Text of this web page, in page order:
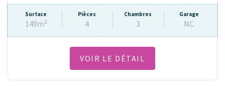
Surface
149m²
Pièces
4
Chambres
3
Garage
NC
VOIR LE DÉTAIL